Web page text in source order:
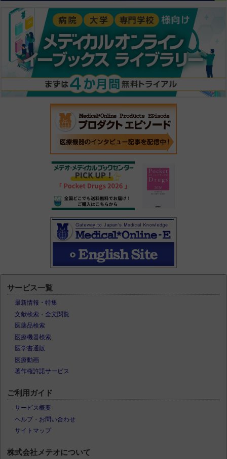
サービス一覧
最新情報・特集
文献検索・全文閲覧
医薬品検索
医療機器検索
医学書通販
医療動画
著作権許諾サービス
ご利用ガイド
サービス概要
ヘルプ・お問い合わせ
サイトマップ
株式会社メテオについて